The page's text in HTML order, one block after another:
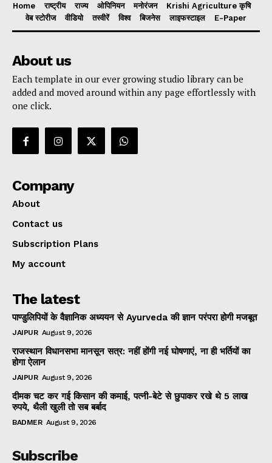
Home राष्ट्रीय राज्य ओपिनियन मनोरंजन
Krishi Agriculture कृषि
वेब स्टोरीज
वीडियो तस्वीरें विश्व बिजनेस लाइफस्टाइल E-Paper
About us
Each template in our ever growing studio library can be
added and moved around within any page effortlessly with
one click.
Company
About
Contact us
Subscription Plans
My account
The latest
पाण्डुलिपियों के वैज्ञानिक अध्ययन से Ayurveda की ज्ञान परंपरा होगी मजबूत
JAIPUR August 9, 2026
राजस्थान विधानसभा मानसून सत्र: नहीं होंगी नई घोषणाएं, ना ही भर्तियों का
होगा ऐलान
JAIPUR August 9, 2026
दीमक चट कर गई किसान की कमाई, पत्नी-बेटे से छुपाकर रखे थे 5 लाख
रुपये, थैली खुली तो सब बर्बाद
BADMER August 9, 2026
Subscribe